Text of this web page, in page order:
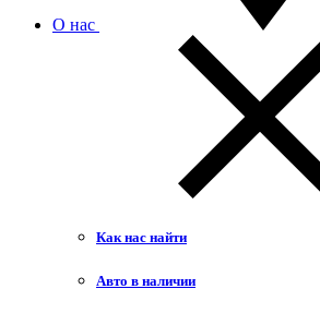
О нас
Как нас найти
Авто в наличии